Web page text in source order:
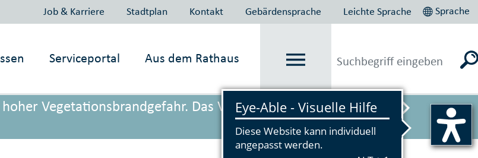
Job & Karriere Stadtplan Kontakt Gebärdensprache Leichte Sprache Sprache
Serviceportal Aus dem Rathaus
Vegetationsbrandgefahr. Das Verbot gilt vorübergehend ab